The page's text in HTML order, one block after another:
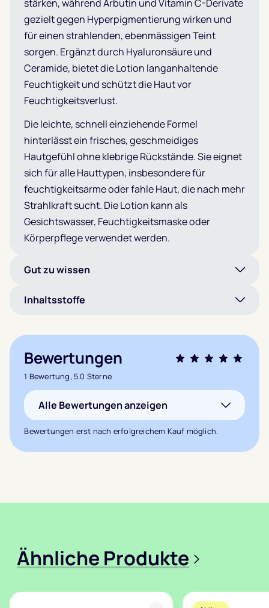
stärken, während Arbutin und Vitamin C-Derivate
gezielt gegen Hyperpigmentierung wirken und
für einen strahlenden, ebenmässigen Teint
sorgen. Ergänzt durch Hyaluronsäure und
Ceramide, bietet die Lotion langanhaltende
Feuchtigkeit und schützt die Haut vor
Feuchtigkeitsverlust.
Die leichte, schnell einziehende Formel
hinterlässt ein frisches, geschmeidiges
Hautgefühl ohne klebrige Rückstände. Sie eignet
sich für alle Hauttypen, insbesondere für
feuchtigkeitsarme oder fahle Haut, die nach mehr
Strahlkraft sucht. Die Lotion kann als
Gesichtswasser, Feuchtigkeitsmaske oder
Körperpflege verwendet werden.
Gut zu wissen
Inhaltsstoffe
Bewertungen
5.0von 5,
basierend auf
Kundenbewertung
1 Bewertung, 5.0 Sterne
Alle Bewertungen anzeigen
Bewertungen erst nach erfolgreichem Kauf möglich.
Ähnliche Produkte >